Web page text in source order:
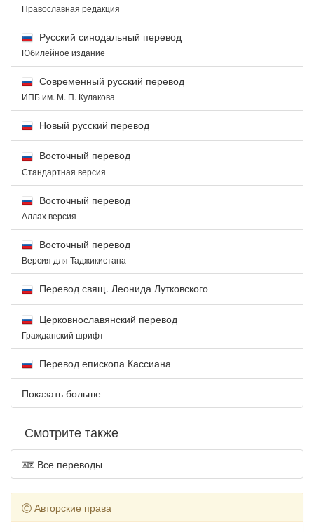
Православная редакция
Русский синодальный перевод
Юбилейное издание
Современный русский перевод
ИПБ им. М. П. Кулакова
Новый русский перевод
Восточный перевод
Стандартная версия
Восточный перевод
Аллах версия
Восточный перевод
Версия для Таджикистана
Перевод свящ. Леонида Лутковского
Церковнославянский перевод
Гражданский шрифт
Перевод епископа Кассиана
Показать больше
Смотрите также
Все переводы
Авторские права